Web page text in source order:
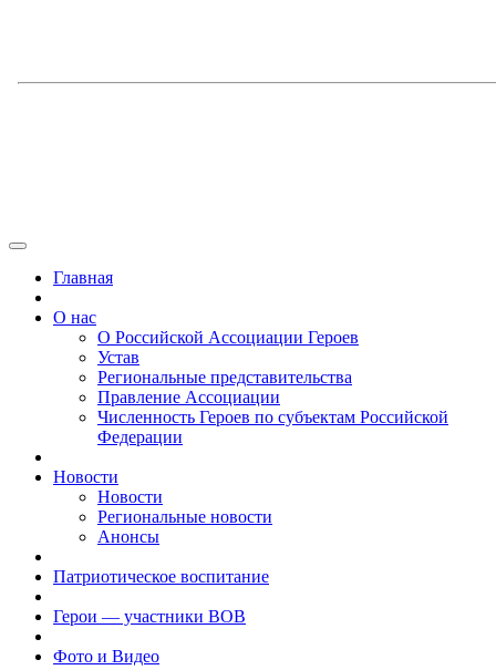
Главная
О нас
О Российской Ассоциации Героев
Устав
Региональные представительства
Правление Ассоциации
Численность Героев по субъектам Российской
Федерации
Новости
Новости
Региональные новости
Анонсы
Патриотическое воспитание
Герои — участники ВОВ
Фото и Видео